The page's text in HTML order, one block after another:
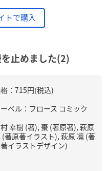
トで購入
止めました(2)
：715円(税込)
ーベル：フロース コミック
幸樹 (著), 棗 (著原著), 萩原
(著原著イラスト), 萩原 凛 (著
イラストデザイン)